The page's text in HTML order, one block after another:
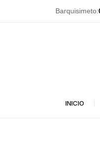
Barquisimeto:
INICIO